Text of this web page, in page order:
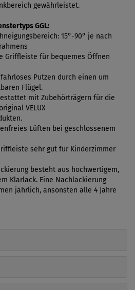
gewährleistet.
GGL:
15°-90° je nach
Griffleiste für bequemes Öffnen
Putzen durch einen um
Flügel.
mit Zubehörträgern für die
VELUX
Lüften bei geschlossenem
sehr gut für Kinderzimmer
besteht aus hochwertigem,
Klarlack. Eine Nachlackierung
jährlich, ansonsten alle 4 Jahre